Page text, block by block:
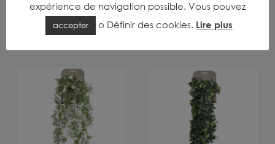
CHUTE D’FICUS
PUMILA
CHUTE
D’EUCALYPTUS
expérience de navigation possible. Vous pouvez
accepter o Définir des cookies. Lire plus